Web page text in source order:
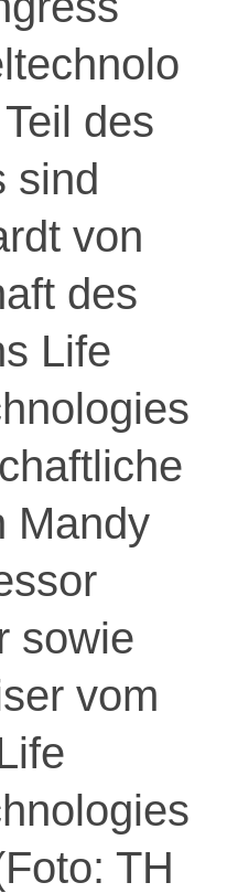
des
sind
von
des
Life
Mandy
sowie
vom
TH